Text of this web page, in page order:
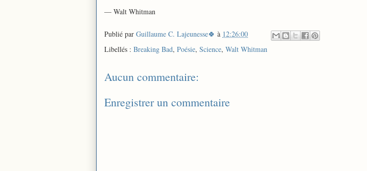
— Walt Whitman
Publié par Guillaume C. Lajeunesse🍀 à 12:26:00
Libellés : Breaking Bad, Poésie, Science, Walt Whitman
Aucun commentaire:
Enregistrer un commentaire